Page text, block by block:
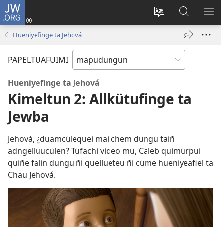
JW.ORG
Quintunge
quewun
Tami
conal
hue
Quintual
JW.ORG
Hueniyefinge ta Jehová
PAPELTUAFUIMI
Hueniyefinge ta Jehová
Kimeltun 2: Allkütufinge ta
Jewba
Jehová, ¿duamcülequei mai chem dungu taiñ
adngelluucülen? Tüfachi video mu, Caleb quimürpui
quiñe falin dungu ñi quellueteu ñi cüme hueniyeafiel ta
Chau Jehová.